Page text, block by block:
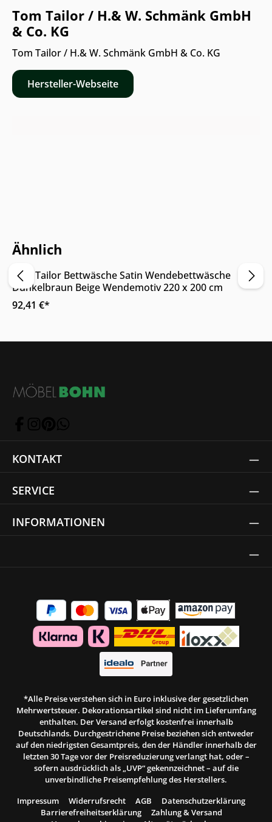
Tom Tailor / H.& W. Schmänk GmbH
& Co. KG
Tom Tailor / H.& W. Schmänk GmbH & Co. KG
Hersteller-Webseite
Ähnlich
Nur Online erhältlich
Tom Tailor Bettwäsche Satin Wendebettwäsche
Dunkelbraun Beige Wendemotiv 220 x 200 cm
92,41 €*
KONTAKT
SERVICE
INFORMATIONEN
*Alle Preise verstehen sich in Euro inklusive der gesetzlichen
Mehrwertsteuer. Dekorationsartikel sind nicht im Lieferumfang
enthalten. Der Versand erfolgt kostenfrei innerhalb
Deutschlands. Durchgestrichene Preise beziehen sich entweder
auf den niedrigsten Gesamtpreis, den der Händler innerhalb der
letzten 30 Tage vor der Preisreduzierung verlangt hat, oder –
sofern ausdrücklich als „UVP“ gekennzeichnet – auf die
unverbindliche Preisempfehlung des Herstellers.
Impressum
Widerrufsrecht AGB
Datenschutzerklärung
Barrierefreiheitserklärung
Zahlung & Versand